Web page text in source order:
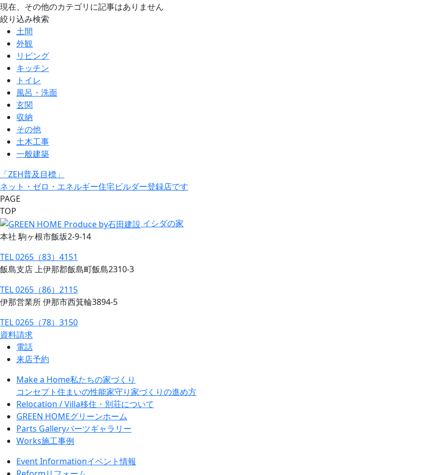
現在、その他のカテゴリに記事はありません
絞り込み検索
土間
外観
リビング
キッチン
トイレ
風呂・洗面
玄関
収納
その他
土木工事
一般建築
「ZEH普及目標」
ネット・ゼロ・エネルギー住宅ビルダー登録店です
PAGE
TOP
イシダの家
本社 駒ヶ根市飯坂2-9-14
TEL 0265（83）4151
飯島支店 上伊那郡飯島町飯島2310-3
TEL 0265（86）2115
伊那営業所 伊那市西箕輪3894-5
TEL 0265（78）3150
資料請求
電話
来店予約
Make a Home私たちの家づくり
コンセプト住まいの性能家守り家づくりの進め方
Relocation / Villa移住・別荘について
GREEN HOMEグリーンホーム
Parts Galleryパーツギャラリー
Works施工事例
Event Informationイベント情報